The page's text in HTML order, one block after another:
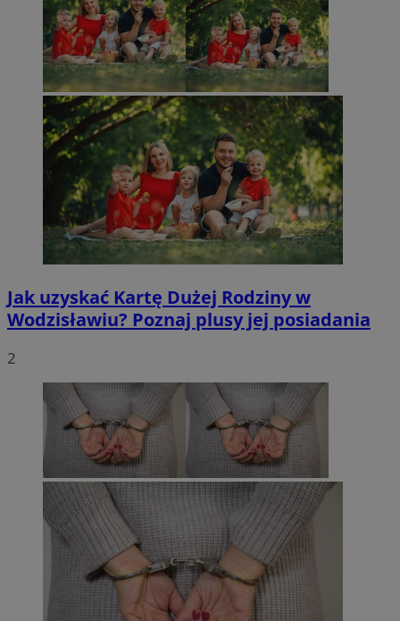
Jak uzyskać Kartę Dużej Rodziny w
Wodzisławiu? Poznaj plusy jej posiadania
2